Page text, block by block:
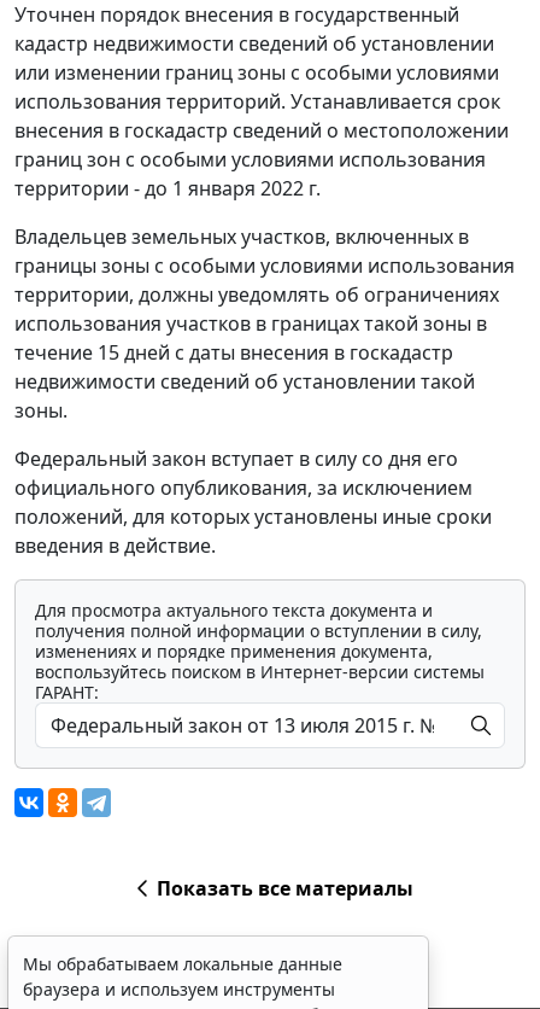
Уточнен порядок внесения в государственный
кадастр недвижимости сведений об установлении
или изменении границ зоны с особыми условиями
использования территорий. Устанавливается срок
внесения в госкадастр сведений о местоположении
границ зон с особыми условиями использования
территории - до 1 января 2022 г.
Владельцев земельных участков, включенных в
границы зоны с особыми условиями использования
территории, должны уведомлять об ограничениях
использования участков в границах такой зоны в
течение 15 дней с даты внесения в госкадастр
недвижимости сведений об установлении такой
зоны.
Федеральный закон вступает в силу со дня его
официального опубликования, за исключением
положений, для которых установлены иные сроки
введения в действие.
Для просмотра актуального текста документа и
получения полной информации о вступлении в силу,
изменениях и порядке применения документа,
воспользуйтесь поиском в Интернет-версии системы
ГАРАНТ:
Показать все материалы
Мы обрабатываем локальные данные
браузера и используем инструменты